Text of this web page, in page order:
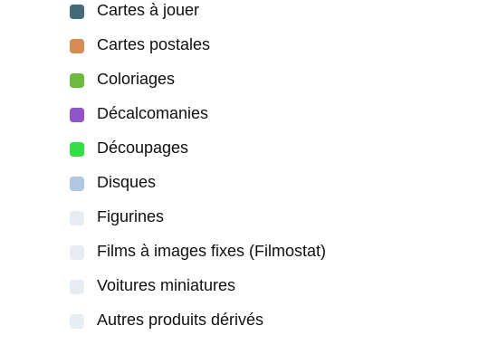
Cartes à jouer
Cartes postales
Coloriages
Décalcomanies
Découpages
Disques
Figurines
Films à images fixes (Filmostat)
Voitures miniatures
Autres produits dérivés